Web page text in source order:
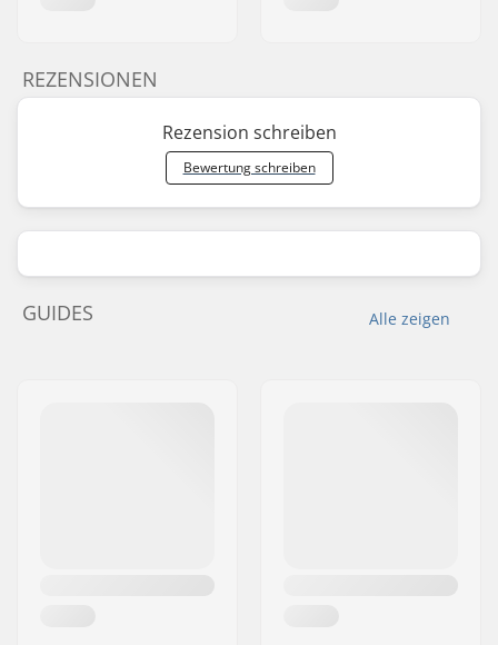
REZENSIONEN
Rezension schreiben
Bewertung schreiben
Alle zeigen
GUIDES